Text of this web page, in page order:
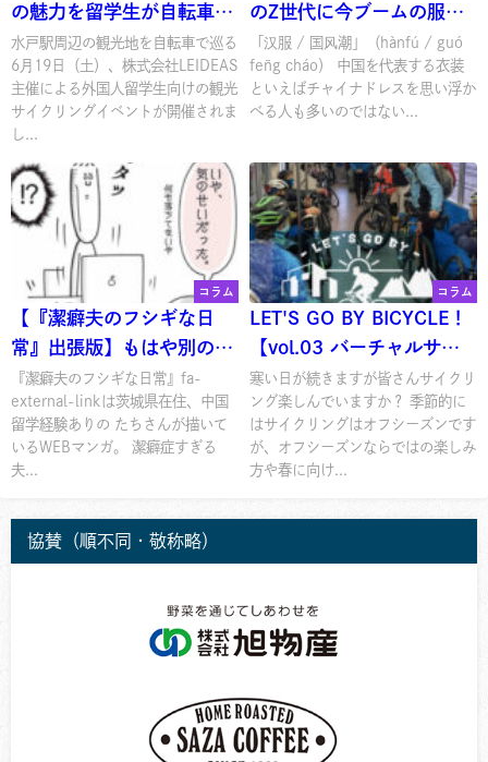
の魅力を留学生が自転車で
再発見
水戸駅周辺の観光地を自転車で巡る
6月19日（土）、株式会社LEIDEAS
主催による外国人留学生向けの観光
サイクリングイベントが開催されま
し...
のZ世代に今ブームの服と
言えば…】
「汉服 / 国风潮」（hànfú / guó
fēng cháo） 中国を代表する衣装
といえばチャイナドレスを思い浮か
べる人も多いのではない...
コラム
【『潔癖夫のフシギな日
常』出張版】もはや別の生
き物
『潔癖夫のフシギな日常』fa-
external-linkは茨城県在住、中国
留学経験ありの たちさんが描いて
いるWEBマンガ。 潔癖症すぎる
夫...
コラム
LET'S GO BY BICYCLE！
【vol.03 バーチャルサイ
クリングとサイクルトレイ
ン】
寒い日が続きますが皆さんサイクリ
ング楽しんでいますか？ 季節的に
はサイクリングはオフシーズンです
が、オフシーズンならではの楽しみ
方や春に向け...
協賛（順不同・敬称略）